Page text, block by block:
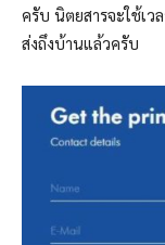
ครับ นิตยสารจะใช้เ
ส่งถึงบ้านแล้วครับ